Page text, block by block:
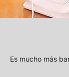
Es mucho más